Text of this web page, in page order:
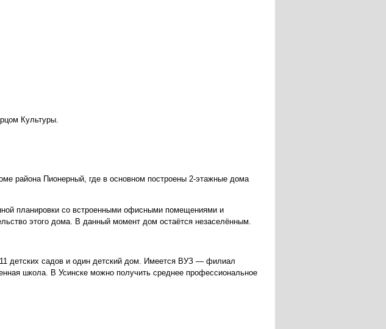
Культуры.
района Пионерный, где в основном построены 2-этажные дома
планировки со встроенными офисными помещениями и
этого дома. В данный момент дом остаётся незаселённым.
детских садов и один детский дом. Имеется ВУЗ — филиал
школа. В Усинске можно получить среднее профессиональное